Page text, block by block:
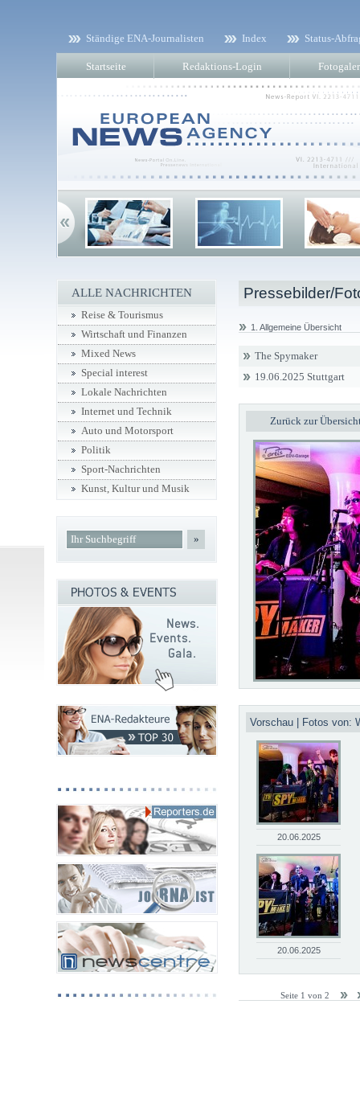
Ständige ENA-Journalisten Index Status-
Startseite Redaktions-Login
Pressebilder/
1. Allgemeine Übersicht
The Spymaker
19.06.2025 Stuttgart
Zurück zur
Vorschau | Fotos von:
20.06.2025
20.06.2025
Seite 1 von 2
ALLE NACHRICHTEN
Reise & Tourismus
Wirtschaft und Finanzen
Mixed News
Special interest
Lokale Nachrichten
Internet und Technik
Auto und Motorsport
Politik
Sport-Nachrichten
Kunst, Kultur und Musik
»